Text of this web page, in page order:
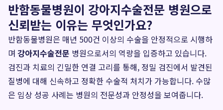
반함동물병원이 강아지수술전문 병원으로
신뢰받는 이유는 무엇인가요?
반함동물병원은 매년 500건 이상의 수술을 안정적으로 시행하
며 강아지수술전문 병원으로서의 역량을 입증하고 있습니다.
검진과 치료의 긴밀한 연결 고리를 통해, 정밀 검진에서 발견된
질병에 대해 신속하고 정확한 수술적 처치가 가능합니다. 수많
은 임상 성공 사례는 병원의 전문성과 안정성을 보여줍니다.